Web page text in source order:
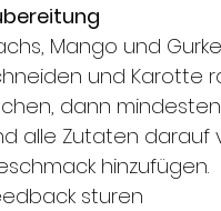
und Karotte
dann
alle Zutaten darauf
hinzufügen.
sturen